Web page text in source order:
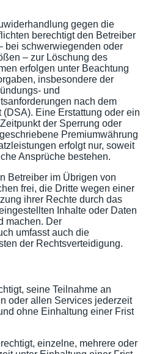
gegen die
berechtigt den Betreiber
bei schwerwiegenden oder
– zur Löschung des
erfolgen unter Beachtung
insbesondere der
und
nach dem
(DSA). Eine Erstattung oder ein
der Sperrung oder
Premiumwährung
erfolgt nur, soweit
Ansprüche bestehen.
Betreiber im Übrigen von
frei, die Dritte wegen einer
ihrer Rechte durch das
Inhalte oder Daten
machen. Der
umfasst auch die
der Rechtsverteidigung.
seine Teilnahme an
oder allen Services jederzeit
ohne Einhaltung einer Frist
einzelne, mehrere oder